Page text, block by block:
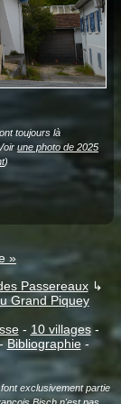
toujours là
une photo de 2025
)
»
Passereaux↳
Grand Piquey
- 10 villages-
Bibliographie-
exclusivement partie
Bischn'est pas